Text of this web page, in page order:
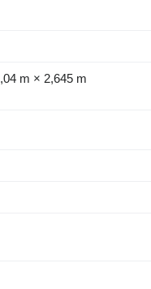
m × 2,645 m